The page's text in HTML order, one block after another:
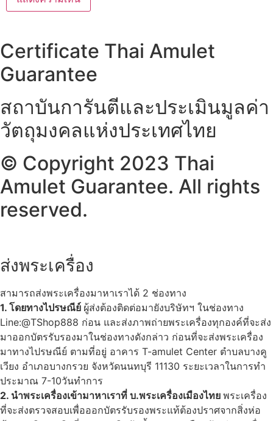
Certificate Thai Amulet
Guarantee
สถาบันการันตีและประเมินมูลค่า
วัตถุมงคลแห่งประเทศไทย
© Copyright 2023 Thai
Amulet Guarantee. All rights
reserved.
ส่งพระเครื่อง
สามารถส่งพระเครื่องมาหาเราได้ 2 ช่องทาง
1. โดยทางไปรษณีย์ ผู้ส่งต้องติดต่อมายังบริษัทฯ ในช่องทาง
Line:@TShop888 ก่อน และส่งภาพถ่ายพระเครื่องทุกองค์ที่จะส่ง
มาออกบัตรรับรองมาในช่องทางดังกล่าว ก่อนที่จะส่งพระเครื่อง
มาทางไปรษณีย์ ตามที่อยู่ อาคาร T-amulet Center ตำบลบางคู
เวียง อำเภอบางกรวย จังหวัดนนทบุรี 11130 ระยะเวลาในการทำ
ประมาณ 7-10วันทำการ
2. นำพระเครื่องเข้ามาหาเราที่ บ.พระเครื่องเมืองไทย พระเครื่อง
ที่จะส่งตรวจสอบเพื่อออกบัตรรับรองพระแท้ต้องปราศจากสิ่งห่อ